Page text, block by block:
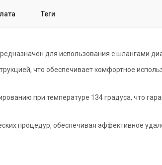
Теги
для использования с шлангами
что обеспечивает комфортное
при температуре 134 градуса, что
процедур, обеспечивая эффективное